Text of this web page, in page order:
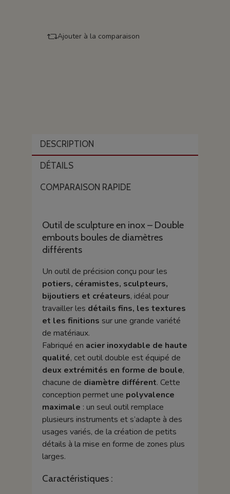
Ajouter à la comparaison
DESCRIPTION
DÉTAILS
COMPARAISON RAPIDE
Outil de sculpture en inox – Double
embouts boules de diamètres
différents
Un outil de précision conçu pour les
potiers, céramistes, sculpteurs,
bijoutiers et créateurs, idéal pour
travailler les détails fins, les textures
et les finitions sur une grande variété
de matériaux.
Fabriqué en acier inoxydable de haute
qualité, cet outil double est équipé de
deux extrémités en forme de boule,
chacune de diamètre différent. Cette
conception permet une polyvalence
maximale : un seul outil remplace
plusieurs instruments et s’adapte à des
usages variés, de la création de petits
détails à la mise en forme de zones plus
larges.
Caractéristiques :